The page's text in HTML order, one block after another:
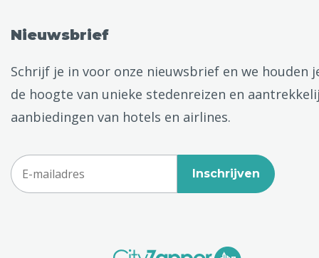
Nieuwsbrief
Schrijf je in voor onze nieuwsbrief en we houden
de hoogte van unieke stedenreizen en
aanbiedingen van hotels en airlines.
Inschrijven